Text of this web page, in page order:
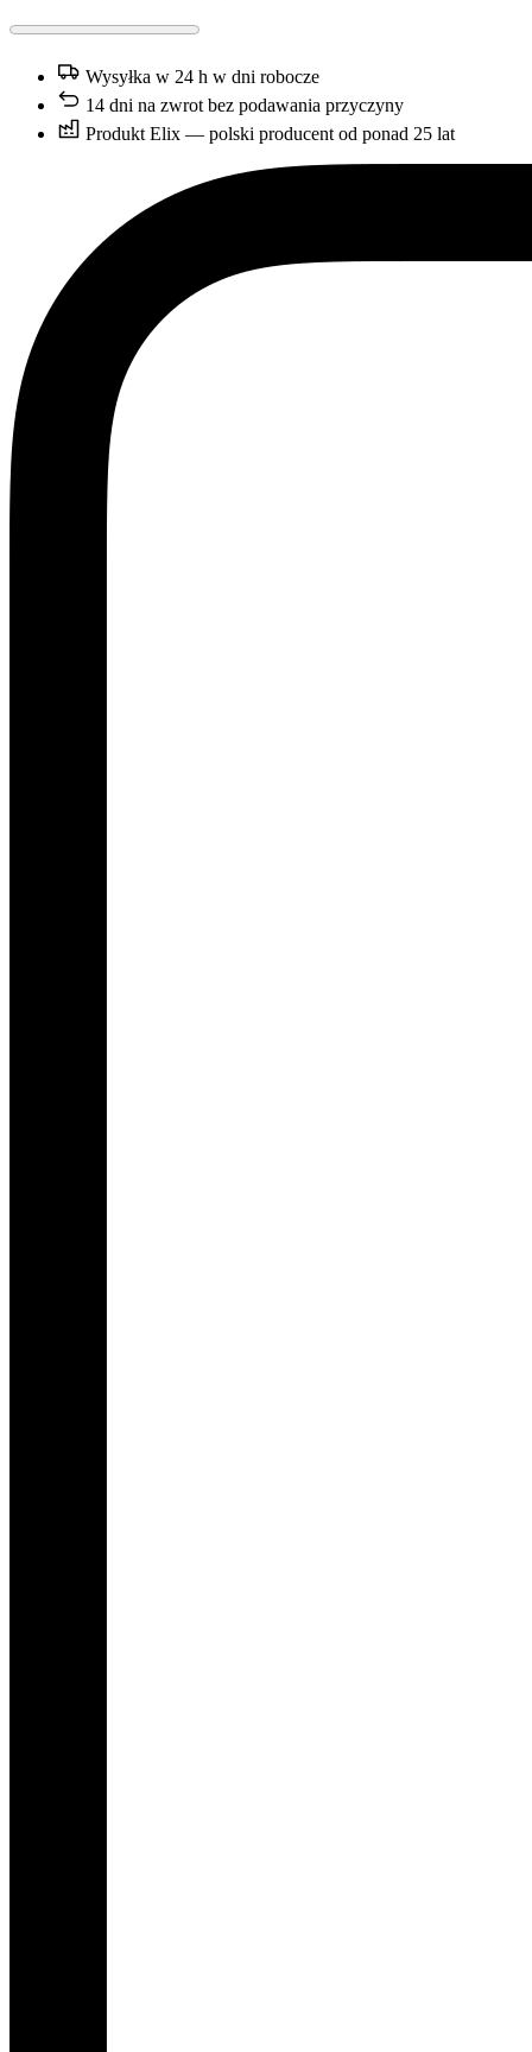
Wysyłka w 24 h w dni robocze
14 dni na zwrot bez podawania przyczyny
Produkt Elix — polski producent od ponad 25 lat